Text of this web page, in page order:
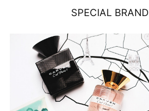
SPECIAL BRAND